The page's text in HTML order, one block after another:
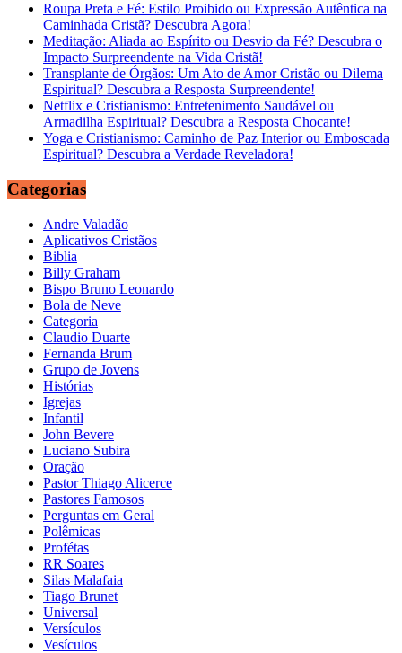
Roupa Preta e Fé: Estilo Proibido ou Expressão Autêntica na
Caminhada Cristã? Descubra Agora!
Meditação: Aliada ao Espírito ou Desvio da Fé? Descubra o
Impacto Surpreendente na Vida Cristã!
Transplante de Órgãos: Um Ato de Amor Cristão ou Dilema
Espiritual? Descubra a Resposta Surpreendente!
Netflix e Cristianismo: Entretenimento Saudável ou
Armadilha Espiritual? Descubra a Resposta Chocante!
Yoga e Cristianismo: Caminho de Paz Interior ou Emboscada
Espiritual? Descubra a Verdade Reveladora!
Categorias
Andre Valadão
Aplicativos Cristãos
Biblia
Billy Graham
Bispo Bruno Leonardo
Bola de Neve
Categoria
Claudio Duarte
Fernanda Brum
Grupo de Jovens
Histórias
Igrejas
Infantil
John Bevere
Luciano Subira
Oração
Pastor Thiago Alicerce
Pastores Famosos
Perguntas em Geral
Polêmicas
Profétas
RR Soares
Silas Malafaia
Tiago Brunet
Universal
Versículos
Vesículos